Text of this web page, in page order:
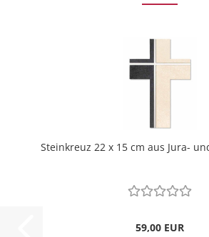
Steinkreuz 22 x 15 cm aus Jura-
59,00 EUR